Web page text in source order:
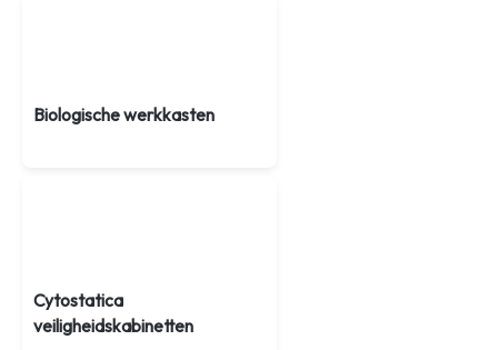
Biologische werkkasten
Cytostatica
veiligheidskabinetten